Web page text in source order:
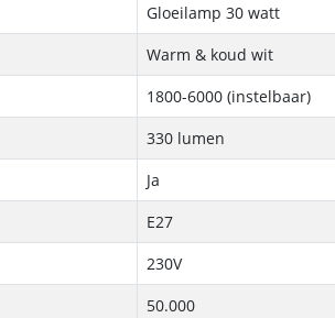
Gloeilamp 30 watt
Warm & koud wit
1800-6000 (instelbaar)
330 lumen
Ja
E27
230V
50.000